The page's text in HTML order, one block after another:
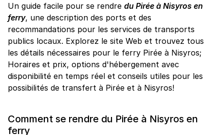
Un guide facile pour se rendre du Pirée à Nisyros en
ferry, une description des ports et des
recommandations pour les services de transports
publics locaux. Explorez le site Web et trouvez tous
les détails nécessaires pour le ferry Pirée à Nisyros;
Horaires et prix, options d'hébergement avec
disponibilité en temps réel et conseils utiles pour les
possibilités de transfert à Pirée et à Nisyros!
Comment se rendre du Pirée à Nisyros en
ferry